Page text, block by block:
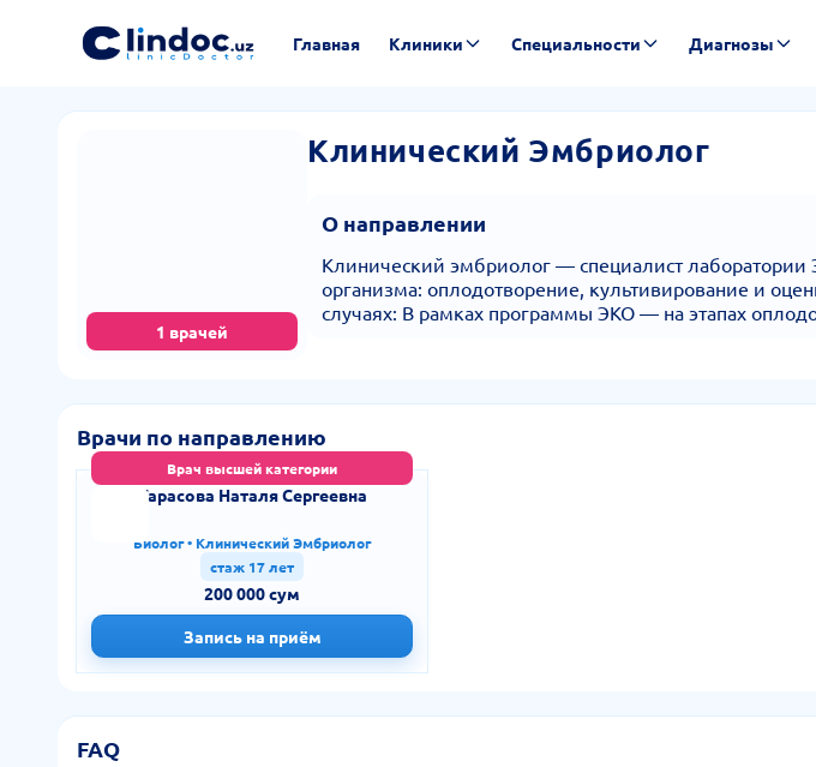
Главная Клиники Специальности Диагнозы
1 врачей
Клинический Эмбриолог
О направлении
Клинический эмбриолог — специалист
организма: оплодотворение, культивирование и
случаях: В рамках программы ЭКО — на этапах
Врачи по направлению
Врач высшей категории
Тарасова Наталя Сергеевна
Биолог • Клинический Эмбриолог
стаж 17 лет
200 000 сум
Запись на приём
FAQ